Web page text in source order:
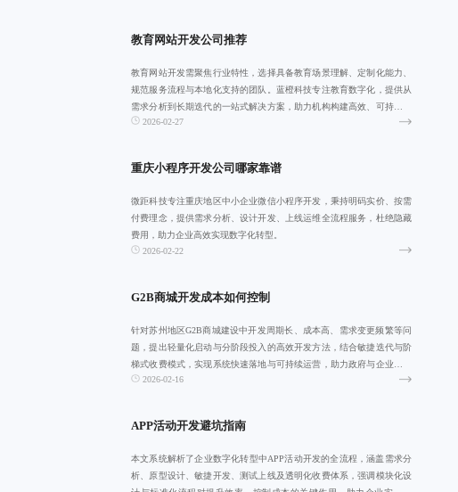
教育网站开发公司推荐
教育网站开发需聚焦行业特性，选择具备教育场景理解、定制化能力、
规范服务流程与本地化支持的团队。蓝橙科技专注教育数字化，提供从
需求分析到长期迭代的一站式解决方案，助力机构构建高效、可持续的
线上教育生态。
2026-02-27
重庆小程序开发公司哪家靠谱
微距科技专注重庆地区中小企业微信小程序开发，秉持明码实价、按需
付费理念，提供需求分析、设计开发、上线运维全流程服务，杜绝隐藏
费用，助力企业高效实现数字化转型。
2026-02-22
G2B商城开发成本如何控制
针对苏州地区G2B商城建设中开发周期长、成本高、需求变更频繁等问
题，提出轻量化启动与分阶段投入的高效开发方法，结合敏捷迭代与阶
梯式收费模式，实现系统快速落地与可持续运营，助力政府与企业构建
透明、可扩展
2026-02-16
APP活动开发避坑指南
本文系统解析了企业数字化转型中APP活动开发的全流程，涵盖需求分
析、原型设计、敏捷开发、测试上线及透明化收费体系，强调模块化设